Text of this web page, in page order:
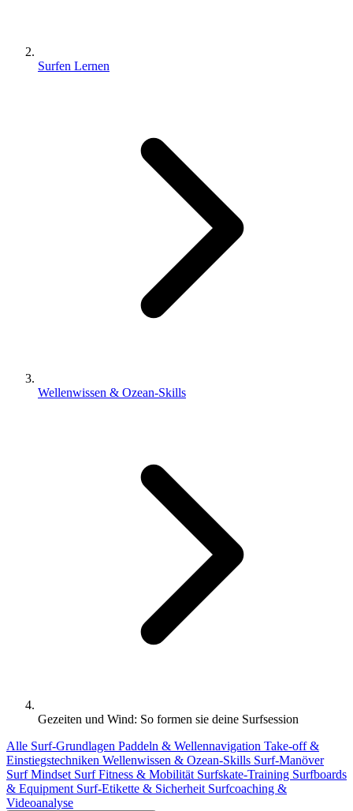
Surfen Lernen
Wellenwissen & Ozean-Skills
Gezeiten und Wind: So formen sie deine Surfsession
Alle Surf-Grundlagen Paddeln & Wellennavigation Take-off &
Einstiegstechniken Wellenwissen & Ozean-Skills Surf-Manöver
Surf Mindset Surf Fitness & Mobilität Surfskate-Training Surfboards
& Equipment Surf-Etikette & Sicherheit Surfcoaching &
Videoanalyse